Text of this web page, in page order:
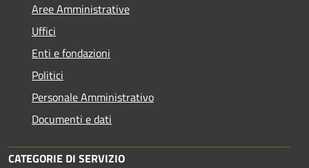
Aree Amministrative
Uffici
Enti e fondazioni
Politici
Personale Amministrativo
Documenti e dati
CATEGORIE DI SERVIZIO